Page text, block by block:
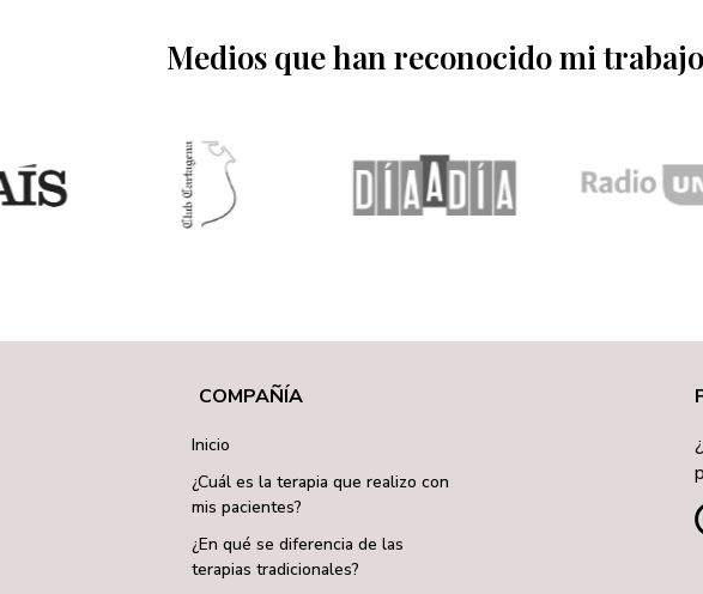
Medios que han reconocido mi trabajo
COMPAÑÍA
Inicio
¿Cuál es la terapia que realizo con
mis pacientes?
¿En qué se diferencia de las
terapias tradicionales?